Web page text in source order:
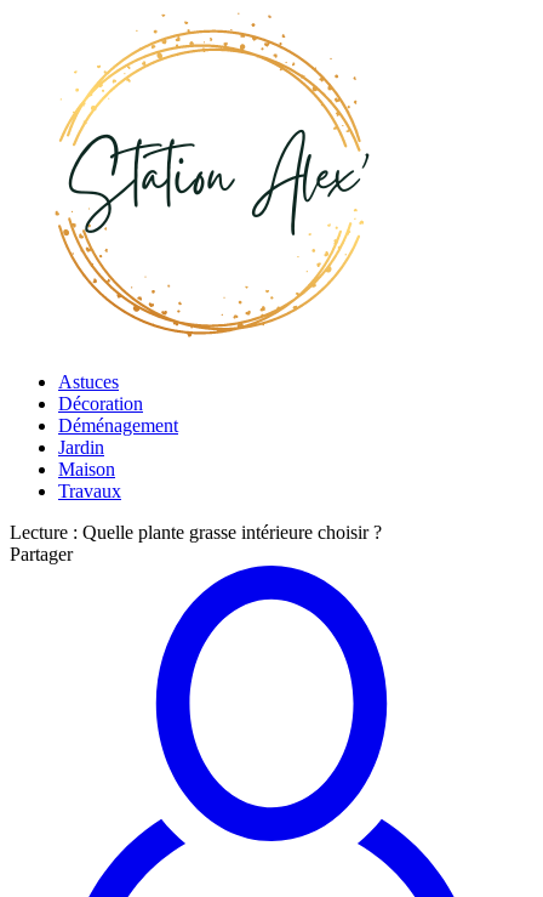
Astuces
Décoration
Déménagement
Jardin
Maison
Travaux
Lecture : Quelle plante grasse intérieure choisir ?
Partager